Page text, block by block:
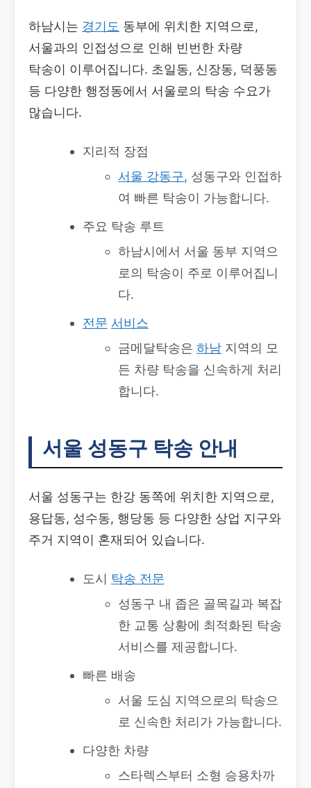
하남시는 경기도 동부에 위치한 지역으로,
서울과의 인접성으로 인해 빈번한 차량
탁송이 이루어집니다. 초일동, 신장동, 덕풍동
등 다양한 행정동에서 서울로의 탁송 수요가
많습니다.
지리적 장점
서울 강동구, 성동구와 인접하
여 빠른 탁송이 가능합니다.
주요 탁송 루트
하남시에서 서울 동부 지역으
로의 탁송이 주로 이루어집니
다.
전문 서비스
금메달탁송은하남 지역의 모
든 차량 탁송을 신속하게 처리
합니다.
서울 성동구 탁송 안내
서울 성동구는 한강 동쪽에 위치한 지역으로,
용답동, 성수동, 행당동 등 다양한 상업 지구와
주거 지역이 혼재되어 있습니다.
도시 탁송 전문
성동구 내 좁은 골목길과 복잡
한 교통 상황에 최적화된 탁송
서비스를 제공합니다.
빠른 배송
서울 도심 지역으로의 탁송으
로 신속한 처리가 가능합니다.
다양한 차량
스타렉스부터 소형 승용차까